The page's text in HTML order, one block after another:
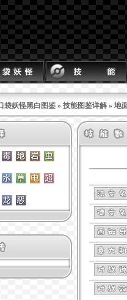
袋妖怪黑白图鉴 » 技能图鉴详解 » 地